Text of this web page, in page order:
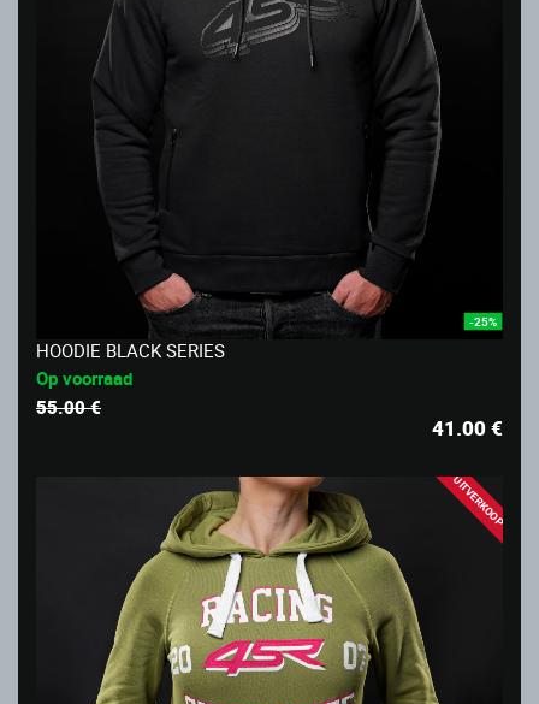
-25%
HOODIE BLACK SERIES
Op voorraad
55.00 €
41.00€
UITVERKOOP